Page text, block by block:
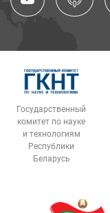
Государственный
комитет по науке
и технологиям
Республики
Беларусь